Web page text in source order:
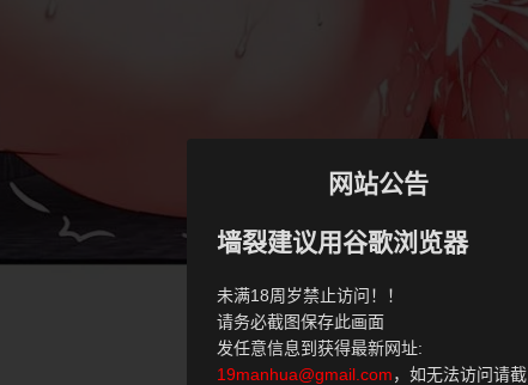
网站公告
墙裂建议用谷歌浏览器
未满18周岁禁止访问！！
请务必截图保存此画面
发任意信息到获得最新网址:
19manhua@gmail.com，如无法访问请截